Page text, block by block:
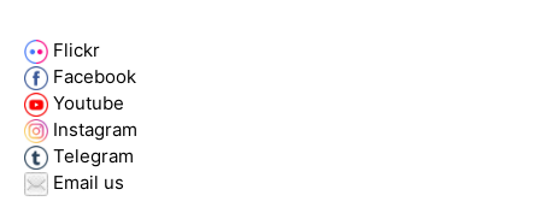
Flickr
Facebook
Youtube
Instagram
Telegram
Email us